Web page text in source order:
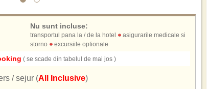
(poate adaposti pana la 75 de ambarcatiuni), parcare.
in momentul cazarii)!
Nu sunt incluse:
transportul pana la / de la hotel
asigurarile medicale si
storno
excursiile optionale
( se scade din tabelul de mai jos )
/ sejur (All Inclusive)